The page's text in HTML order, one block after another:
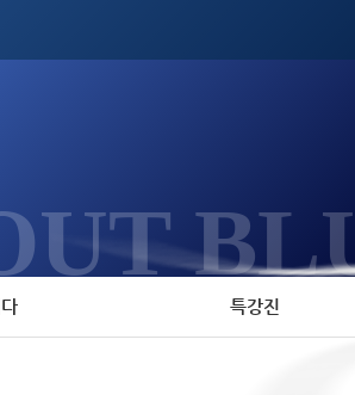
특강진